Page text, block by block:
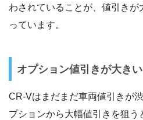
わされていることが、値引き
っています。
オプション値引きが大きい
CR-Vはまだまだ車両値引きが
プションから大幅値引きを狙う